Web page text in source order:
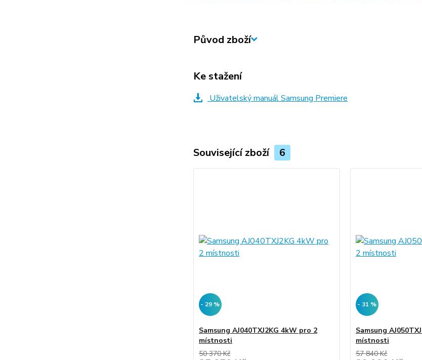
Původ zboží
Ke stažení
Uživatelský manuál Samsung Premiere
Související zboží 6
- 29 %
Samsung AJ040TXJ2KG 4kW pro 2
místnosti
50 370 Kč
- 31 %
Samsung
místnosti
57 840 Kč